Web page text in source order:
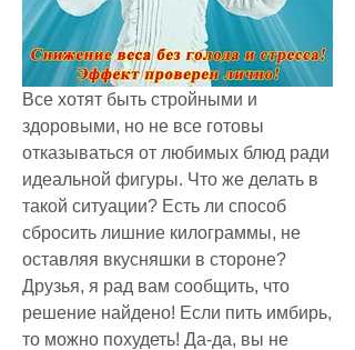
Все хотят быть стройными и
здоровыми, но не все готовы
отказываться от любимых блюд ради
идеальной фигуры. Что же делать в
такой ситуации? Есть ли способ
сбросить лишние килограммы, не
оставляя вкусняшки в стороне?
Друзья, я рад вам сообщить, что
решение найдено! Если пить имбирь,
то можно похудеть! Да-да, вы не